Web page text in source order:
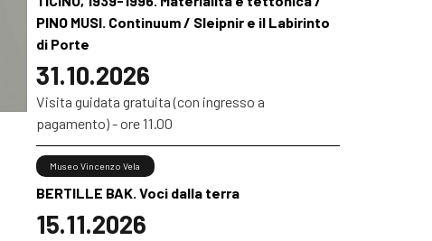
PINO MUSI. Continuum / Sleipnir e il Labirinto
di Porte
31.10.2026
Visita guidata gratuita (con ingresso a
pagamento) - ore 11.00
BERTILLE BAK. Voci dalla terra
15.11.2026
Museo Vincenzo Vela